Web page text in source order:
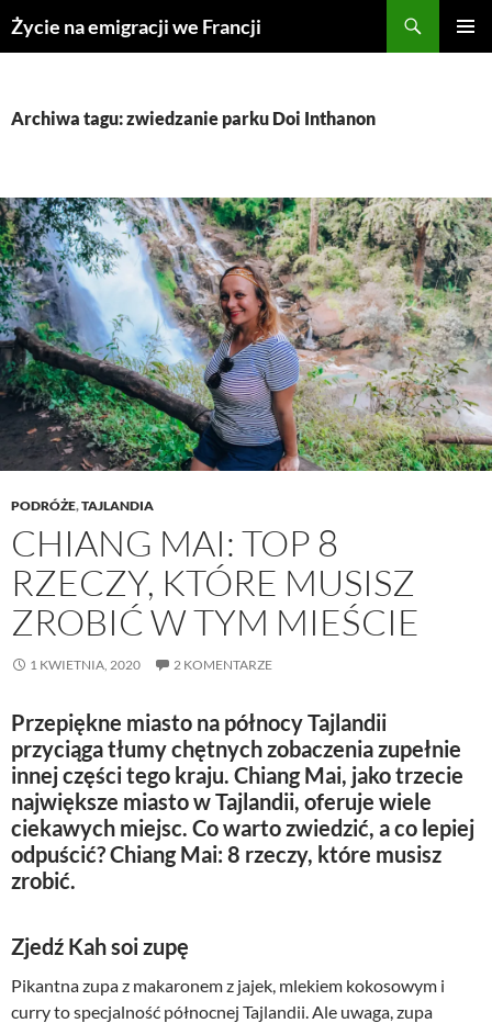
Przejdź
doŻycie na emigracji we Francji
Archiwa tagu: zwiedzanie parku Doi Inthanon
PODRÓŻE,TAJLANDIA
CHIANG MAI: TOP 8
RZECZY, KTÓRE MUSISZ
ZROBIĆ W TYM MIEŚCIE
1 KWIETNIA, 2020 2 KOMENTARZE
Przepiękne miasto na północy Tajlandii
przyciąga tłumy chętnych zobaczenia zupełnie
innej części tego kraju. Chiang Mai, jako trzecie
największe miasto w Tajlandii, oferuje wiele
ciekawych miejsc. Co warto zwiedzić, a co lepiej
odpuścić? Chiang Mai: 8 rzeczy, które musisz
zrobić.
Zjedź Kah soi zupę
Pikantna zupa z makaronem z jajek, mlekiem kokosowym i
curry to specjalność północnej Tajlandii. Ale uwaga, zupa